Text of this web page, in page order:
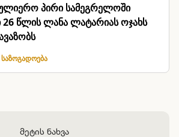
პირი სამეგრელოში
წლის ლანა ლატარიას ოჯახს
საზოგადოება
მეტის ნახვა